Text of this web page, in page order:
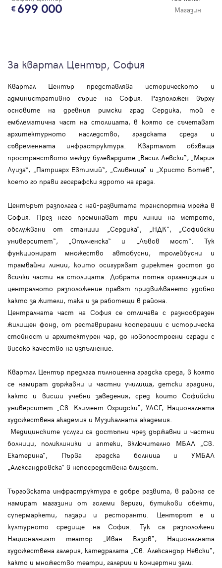
699 000 Магазин
За квартал Център, София
Квартал Център представлява историческото и
административно сърце на София. Разположен върху
основите на древния римски град Сердика, той е
емблематична част на столицата, в която се съчетават
архитектурното наследство, градската среда и
съвременната инфраструктура. Кварталът обхваща
пространството между булевардите „Васил Левски“, „Мария
Луиза“, „Патриарх Евтимий“, „Сливница“ и „Христо Ботев“,
което го прави географски ядрото на града.
Центърът разполага с най-развитата транспортна мрежа в
София. През него преминават три линии на метрото,
обслужвани от станции „Сердика“, „НДК“, „Софийски
университет“, „Опълченска“ и „Лъвов мост“. Тук
функционират множество автобусни, тролейбусни и
трамвайни линии, които осигуряват директен достъп до
всички части на столицата. Добрата пътна организация и
централното разположение правят придвижването удобно
както за жители, така и за работещи в района.
Централната част на София се отличава с разнообразен
жилищен фонд, от реставрирани кооперации с историческа
стойност и архитектурен чар, до новопостроени сгради с
високо качество на изпълнение.
Квартал Център предлага пълноценна градска среда, в която
се намират държавни и частни училища, детски градини,
както и висши учебни заведения, сред които Софийски
университет „Св. Климент Охридски“, УАСГ, Националната
художествена академия и Музикалната академия.
Медицинските услуги са достъпни чрез държавни и частни
болници, поликлиники и аптеки, включително МБАЛ „Св.
Екатерина“, Първа градска болница и УМБАЛ
„Александровска“ в непосредствена близост.
Търговската инфраструктура е добре развита, в района се
намират магазини от големи вериги, бутикови обекти,
супермаркети, пазари и ресторанти. Центърът е и
културното средище на София. Тук са разположени
Националният театър „Иван Вазов“, Националната
художествена галерия, катедралата „Св. Александър Невски“,
както и множество театри, галерии и концертни зали.